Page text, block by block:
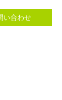
い合わせ